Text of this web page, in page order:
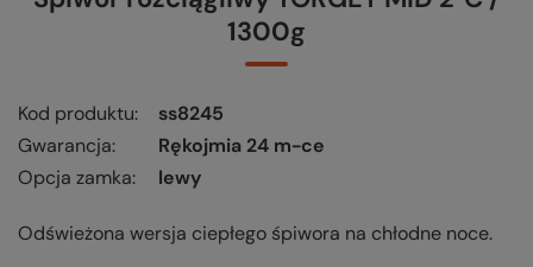
1300g
Kod produktu
ss8245
Gwarancja
Rękojmia 24 m-ce
Opcja zamka
lewy
Odświeżona wersja ciepłego śpiwora na chłodne noce.